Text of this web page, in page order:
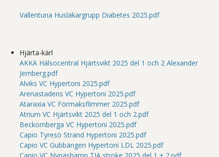
Vallentuna Husläkargrupp Diabetes 2025.pdf
Hjärta-kärl
AKKA Hälsocentral Hjärtsvikt 2025 del 1 och 2 Alexander
Jernberg.pdf
Alviks VC Hypertoni 2025.pdf
Arenastadens VC Hypertoni 2025.pdf
Ataraxia VC Förmaksflimmer 2025.pdf
Atrium VC Hjärtsvikt 2025 del 1 och 2.pdf
Beckomberga VC Hypertoni 2025.pdf
Capio Tyresö Strand Hypertoni 2025.pdf
Capio VC Gubbängen Hypertoni LDL 2025.pdf